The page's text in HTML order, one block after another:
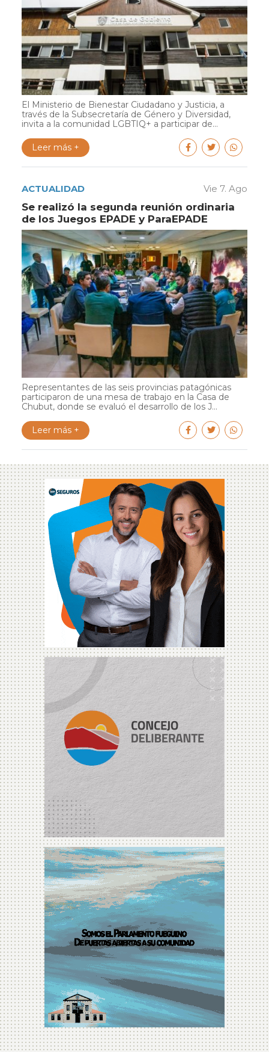
El Ministerio de Bienestar Ciudadano y Justicia, a
través de la Subsecretaría de Género y Diversidad,
invita a la comunidad LGBTIQ+ a participar de...
Leer más +
ACTUALIDAD Vie 7. Ago
Se realizó la segunda reunión ordinaria
de los Juegos EPADE y ParaEPADE
Representantes de las seis provincias patagónicas
participaron de una mesa de trabajo en la Casa de
Chubut, donde se evaluó el desarrollo de los J...
Leer más +